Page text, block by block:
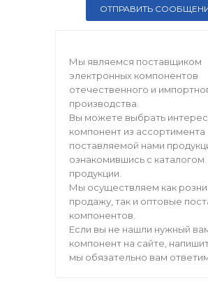
Мы являемся поставщиком
электронных компонентов
отечественного и
производства.
Вы можете выбрать
компонент из ассортимента
поставляемой нами
ознакомившись с каталогом
продукции.
Мы осуществляем как
продажу, так и оптовые
компонентов.
Если вы не нашли нужный
компонент на сайте,
мы обязательно вам